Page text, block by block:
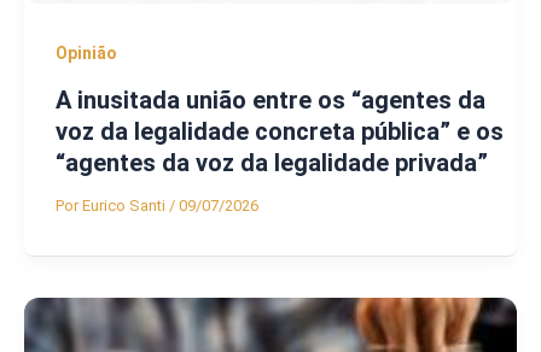
Opinião
A inusitada união entre os “agentes da
voz da legalidade concreta pública” e os
“agentes da voz da legalidade privada”
PorEurico Santi / 09/07/2026